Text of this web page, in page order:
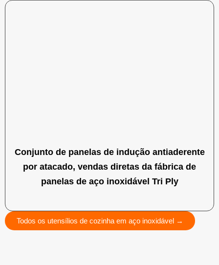
Conjunto de panelas de indução antiaderente
por atacado, vendas diretas da fábrica de
panelas de aço inoxidável Tri Ply
Todos os utensílios de cozinha em aço inoxidável →